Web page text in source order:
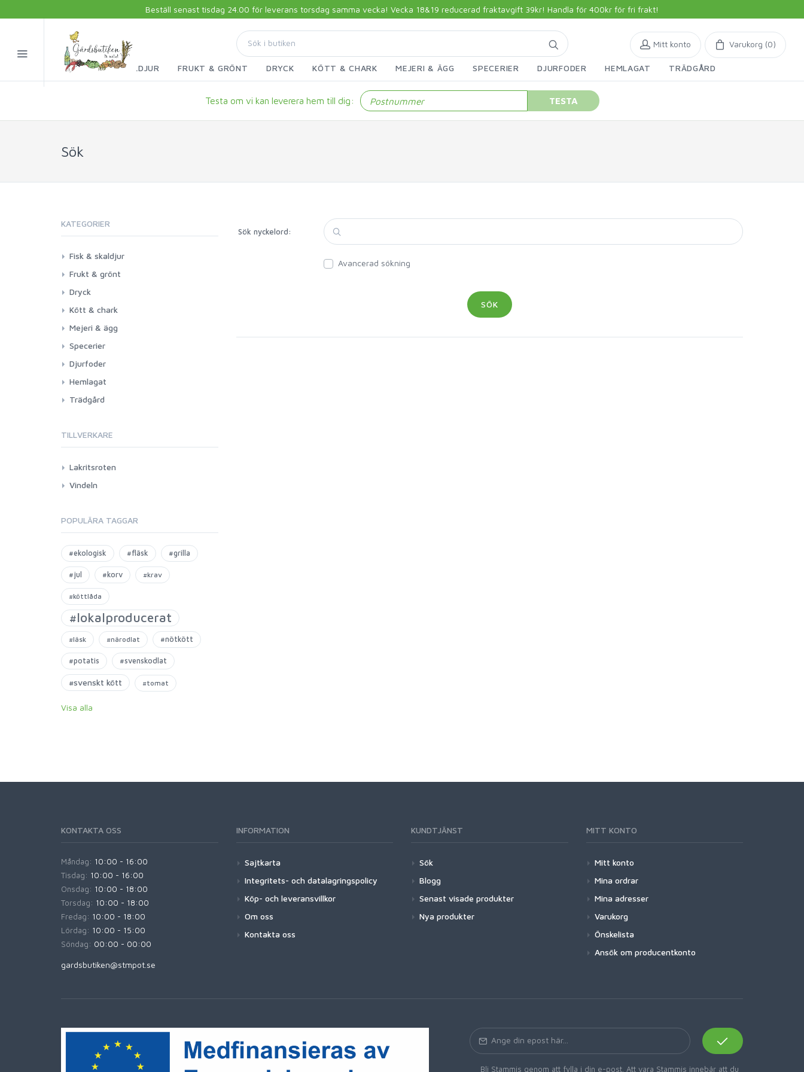
Beställ senast tisdag 24.00 för leverans torsdag samma vecka! Vecka 18&19 reducerad fraktavgift 39kr! Handla för 400kr för fri frakt!
FISK & SKALDJUR FRUKT & GRÖNT DRYCK KÖTT & CHARK MEJERI & ÄGG SPECERIER DJURFODER HEMLAGAT TRÄDGÅRD
Mitt konto Varukorg (0)
Testa om vi kan leverera hem till dig: TESTA
Sök
Sök nyckelord:
Avancerad sökning
KATEGORIER
Fisk & skaldjur
Frukt & grönt
Dryck
Kött & chark
Mejeri & ägg
Specerier
Djurfoder
Hemlagat
Trädgård
TILLVERKARE
Lakritsroten
Vindeln
POPULÄRA TAGGAR
#ekologisk #fläsk #grilla
#jul #korv #krav
#köttlåda
#lokalproducerat
#läsk #närodlat #nötkött
#potatis #svenskodlat
#svenskt kött #tomat
Visa alla
KONTAKTA OSS
Måndag: 10:00 - 16:00
Tisdag: 10:00 - 16:00
Onsdag: 10:00 - 18:00
Torsdag: 10:00 - 18:00
Fredag: 10:00 - 18:00
Lördag: 10:00 - 15:00
Söndag: 00:00 - 00:00
gardsbutiken@stmpot.se
INFORMATION
Sajtkarta
Integritets- och datalagringspolicy
Köp- och leveransvillkor
Om oss
Kontakta oss
KUNDTJÄNST
Sök
Blogg
Senast visade produkter
Nya produkter
MITT KONTO
Mitt konto
Mina ordrar
Mina adresser
Varukorg
Önskelista
Ansök om producentkonto
Bli Stammis genom att fylla i din e-post. Att vara Stammis innebär att du